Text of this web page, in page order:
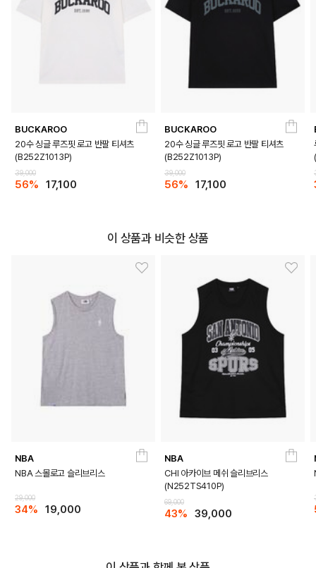
BUCKAROO
20수 싱글 루즈핏 로고 반팔 티셔츠
(B252Z1013P)
39,000
56% 17,100
BUCKAROO
20수 싱글 루즈핏 로고 반팔 티셔츠
(B252Z1013P)
39,000
56% 17,100
이 상품과 비슷한 상품
NBA
NBA 스몰로고 슬리브리스
29,000
34% 19,000
NBA
CHI 아카이브 메쉬 슬리브리스
(N252TS410P)
69,000
43% 39,000